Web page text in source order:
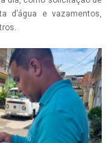
d’água e vazamentos,